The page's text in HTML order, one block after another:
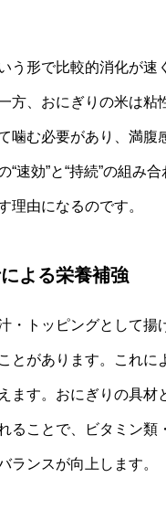
う形で比較的消化が速
方、おにぎりの米は粘
噛む必要があり、満腹
“速効”と“持続”の組み
理由になるのです。
よる栄養補強
・トッピングとして揚
とがあります。これに
ます。おにぎりの具材
ることで、ビタミン類
ランスが向上します。